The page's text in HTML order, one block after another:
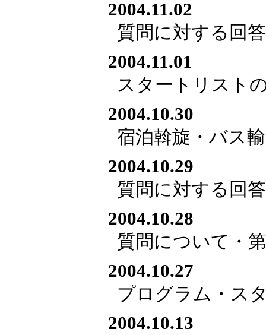
2004.11.02
質問に対する回
2004.11.01
スタートリスト
2004.10.30
宿泊斡旋・バス
2004.10.29
質問に対する回
2004.10.28
質問について・
2004.10.27
プログラム・ス
2004.10.13